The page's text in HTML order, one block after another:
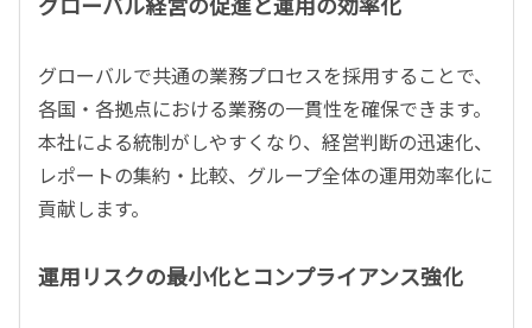
グローバルで共通の業務プロセスを採用することで、
各国・各拠点における業務の一貫性を確保できます。
本社による統制がしやすくなり、経営判断の迅速化、
レポートの集約・比較、グループ全体の運用効率化に
貢献します。
運用リスクの最小化とコンプライアンス強化